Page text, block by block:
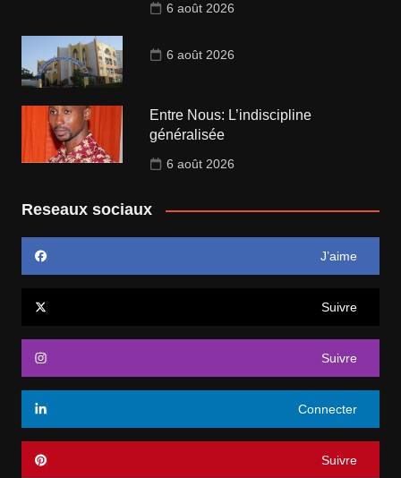
6 août 2026
6 août 2026
Entre Nous: L’indiscipline
généralisée
6 août 2026
Reseaux sociaux
J’aime
Suivre
Suivre
Connecter
Suivre